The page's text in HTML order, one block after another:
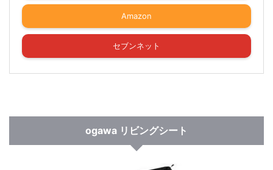
Amazon
セブンネット
ogawa リビングシート